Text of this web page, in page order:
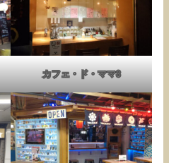
カフェ・ド・ママ3